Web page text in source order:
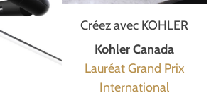
Créez avec KOHLER
Kohler Canada
Lauréat Grand Prix
International